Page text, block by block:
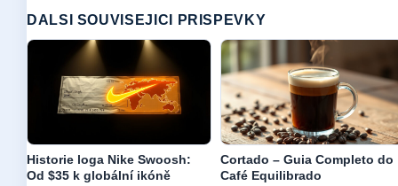
DALSI SOUVISEJICI PRISPEVKY
Historie loga Nike Swoosh:
Od $35 k globální ikóně
Cortado – Guia Completo do
Café Equilibrado